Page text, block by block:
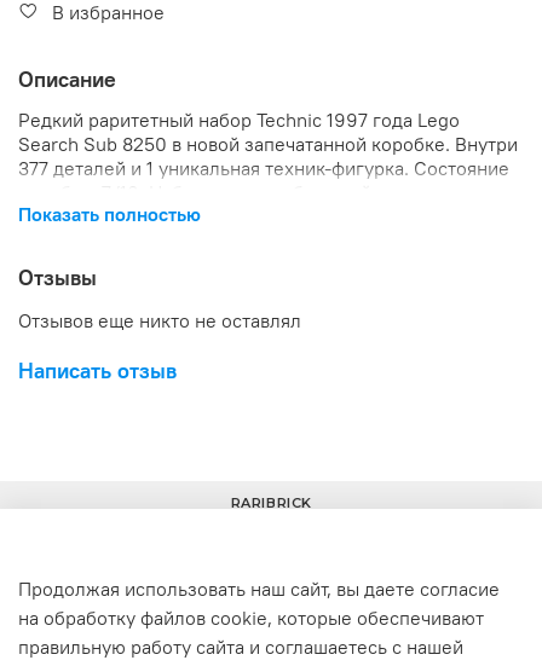
В избранное
Описание
Редкий раритетный набор Technic 1997 года Lego
Search Sub 8250 в новой запечатанной коробке. Внутри
377 деталей и 1 уникальная техник-фигурка. Состояние
коллекционеров.
Показать полностью
Отзывы
Отзывов еще никто не оставлял
Написать отзыв
+7(977) 633-00-30 info@raribrick.ru
RARIBRICK
Продолжая использовать наш сайт, вы даете согласие
на обработку файлов cookie, которые обеспечивают
правильную работу сайта и соглашаетесь с нашей